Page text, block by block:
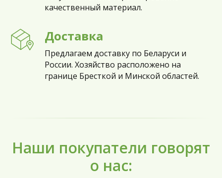
качественный материал.
Доставка
Предлагаем доставку по Беларуси и
России. Хозяйство расположено на
границе Бресткой и Минской областей.
Наши покупатели говорят
о нас: